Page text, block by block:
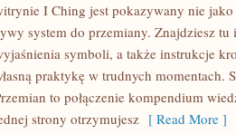
I Ching jest pokazywany nie
system do przemiany. Znajdziesz tu
symboli, a także instrukcje
praktykę w trudnych momentach.
to połączenie kompendium
strony otrzymujesz [ Read More ]